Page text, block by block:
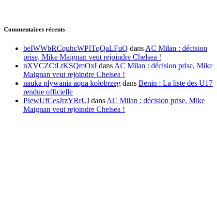
Commentaires récents
beIWWbRCquhcWPITqQaLFuQ dans AC Milan : décision
prise, Mike Maignan veut rejoindre Chelsea !
nXVCZCtLtKSQmOxI dans AC Milan : décision prise, Mike
Maignan veut rejoindre Chelsea !
nauka pływania aqua kołobrzeg dans Benin : La liste des U17
rendue officielle
PIewUfCesJrzYRrUl dans AC Milan : décision prise, Mike
Maignan veut rejoindre Chelsea !